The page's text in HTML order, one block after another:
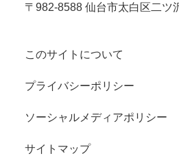
〒982-8588 仙台市太白区二ツ
このサイトについて
プライバシーポリシー
ソーシャルメディアポリシー
サイトマップ